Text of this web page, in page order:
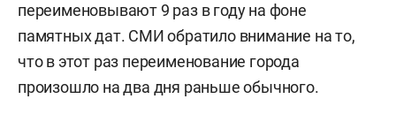
переименовывают 9 раз в году на фоне
памятных дат. СМИ обратило внимание на то,
что в этот раз переименование города
произошло на два дня раньше обычного.